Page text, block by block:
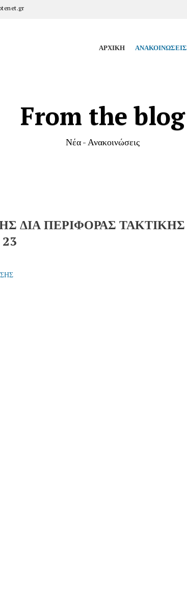
ΑΡΧΙΚΉ ΑΝΑΚΟΙΝΏΣΕΙΣ
From the blog
Νέα - Ανακοινώσεις
ΔΙΑ ΠΕΡΙΦΟΡΑΣ ΤΑΚΤΙΚΗΣ